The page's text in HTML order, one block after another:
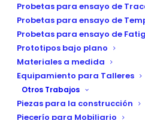
Probetas para ensayo de
Probetas para ensayo de
Probetas para ensayo de
Prototipos bajo plano
Materiales a medida
Equipamiento para Talleres
Otros Trabajos
Piezas para la construcción
Piecerío para Mobiliario
Soporte
HIERRO